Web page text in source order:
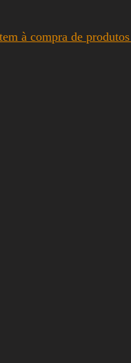
à compra de